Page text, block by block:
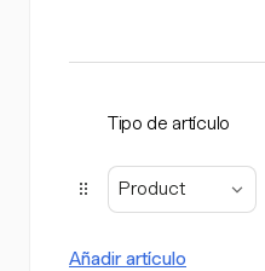
Tipo de artículo
Product
Añadir artículo